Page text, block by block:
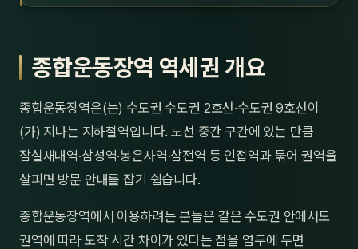
남자
종합운동장역 역세권 개요
종합운동장역은(는) 수도권 수도권 2호선·수도권 9호선이
(가) 지나는 지하철역입니다. 노선 중간 구간에 있는 만큼
잠실새내역·삼성역·봉은사역·삼전역 등 인접역과 묶어 권역을
살피면 방문 안내를 잡기 쉽습니다.
종합운동장역에서 이용하려는 분들은 같은 수도권 안에서도
권역에 따라 도착 시간 차이가 있다는 점을 염두에 두면